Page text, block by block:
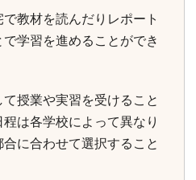
教材を読んだりレポート
学習を進めることができ
授業や実習を受けること
は各学校によって異なり
に合わせて選択すること